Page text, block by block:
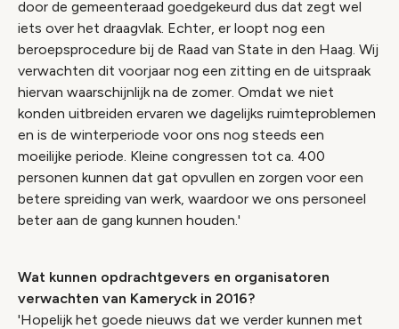
door de gemeenteraad goedgekeurd dus dat zegt wel
iets over het draagvlak. Echter, er loopt nog een
beroepsprocedure bij de Raad van State in den Haag. Wij
verwachten dit voorjaar nog een zitting en de uitspraak
hiervan waarschijnlijk na de zomer. Omdat we niet
konden uitbreiden ervaren we dagelijks ruimteproblemen
en is de winterperiode voor ons nog steeds een
moeilijke periode. Kleine congressen tot ca. 400
personen kunnen dat gat opvullen en zorgen voor een
betere spreiding van werk, waardoor we ons personeel
beter aan de gang kunnen houden.'
Wat kunnen opdrachtgevers en organisatoren
verwachten van Kameryck in 2016?
'Hopelijk het goede nieuws dat we verder kunnen met